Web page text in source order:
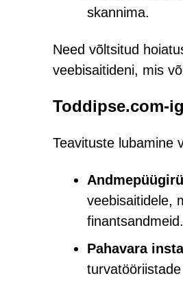
skannima.
Need võltsitud
veebisaitideni, mis
Toddipse.com-
Teavituste lubamine
veebisaitidele,
finantsandmeid.
Pahavara